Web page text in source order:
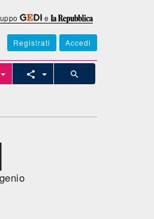
e
Registrati Accedi